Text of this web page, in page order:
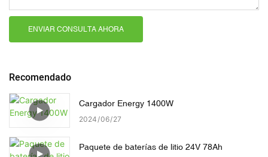
ENVIAR CONSULTA AHORA
Recomendado
Cargador Energy 1400W
2024 06 27
Paquete de baterías de litio 24V 78Ah